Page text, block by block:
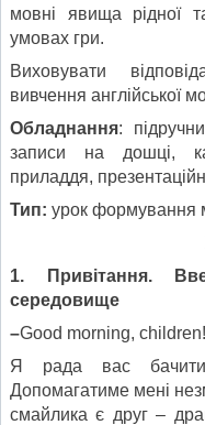
мовні явища рідної
умовах гри.
Виховувати
вивчення англійської
Обладнання:
записи на дошці,
приладдя,
Тип: урок формування
1. Привітання.
середовище
–Good morning,
Я рада вас бачити
Допомагатиме мені
смайлика є друг –